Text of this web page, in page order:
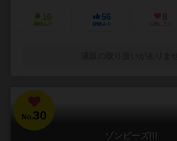
10
興味あり
56
経験あり
8
お気に入り
No.30
ゾンビーズ!!!